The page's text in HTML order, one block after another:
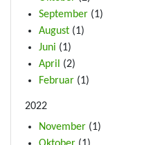
September (1)
August (1)
Juni (1)
April
(2)
Februar (1)
2022
November (1)